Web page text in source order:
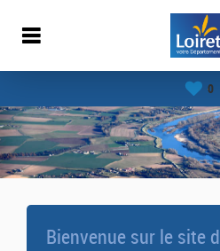
0
Bienvenue sur le site